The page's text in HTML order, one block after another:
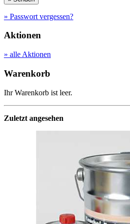
» Passwort vergessen?
Aktionen
» alle Aktionen
Warenkorb
Ihr Warenkorb ist leer.
Zuletzt angesehen